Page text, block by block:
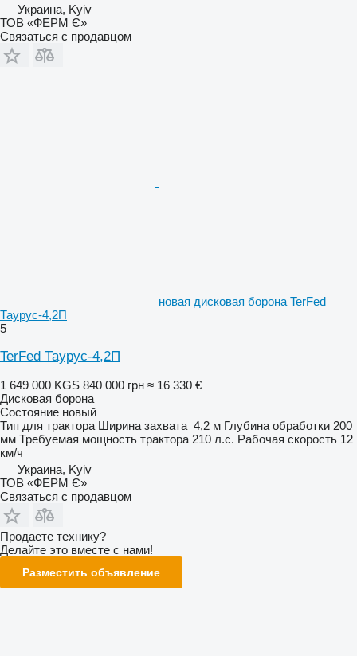
Украина, Kyiv
ТОВ «ФЕРМ Є»
Связаться с продавцом
новая дисковая борона TerFed
Таурус-4,2П
5
TerFed Таурус-4,2П
1 649 000 KGS 840 000 грн ≈ 16 330 €
Дисковая борона
Состояние новый
Тип для трактора Ширина захвата 4,2 м Глубина обработки 200
мм Требуемая мощность трактора 210 л.с. Рабочая скорость 12
км/ч
Украина, Kyiv
ТОВ «ФЕРМ Є»
Связаться с продавцом
Продаете технику?
Делайте это вместе с нами!
Разместить объявление